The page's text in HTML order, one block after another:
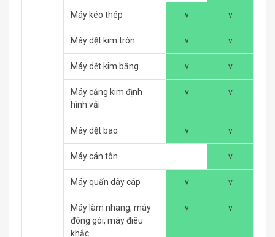
Máy kéo thép v v
Máy dệt kim tròn v v
Máy dệt kim bằng v v
Máy căng kim định
hình vải
v v
Máy dệt bao v v
Máy cán tôn v
Máy quấn dây cáp v v
Máy làm nhang, máy
đóng gói, máy điêu
khắc
v v